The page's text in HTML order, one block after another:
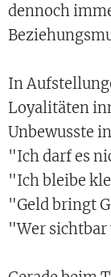
dennoch
In
Loyalitäten
Unbewusste
"Ich darf es
"Ich bleibe
"Geld bringt
"Wer